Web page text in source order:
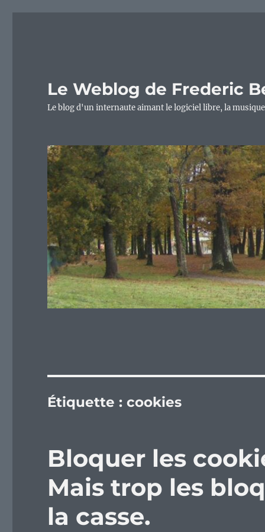
Le Weblog de Frederic
Le blog d'un internaute aimant le logiciel libre, la
Étiquette :cookies
Bloquer les
Mais trop les
la casse.